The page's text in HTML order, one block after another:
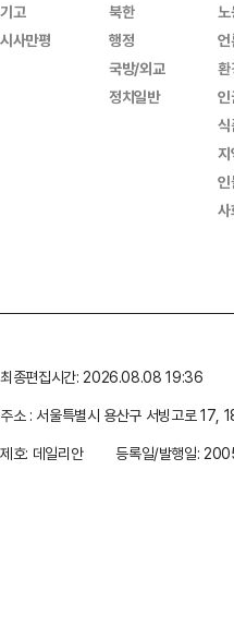
기고
시사만평
북한
행정
국방/외교
정치일반
노
언
환
지
인
사
최종편집시간: 2026.08.08 19:36
주소 : 서울특별시 용산구 서빙고로 17,
제호: 데일리안
등록일/발행일: